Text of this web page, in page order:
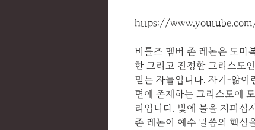
https://
비틀즈 멤버 존 레논은 도마
한 그리고 진정한 그리스도
믿는 자들입니다. 자기-앎이
면에 존재하는 그리스도에
리입니다. 빛에 불을 지피십
존 레논이 예수 말씀의 핵심